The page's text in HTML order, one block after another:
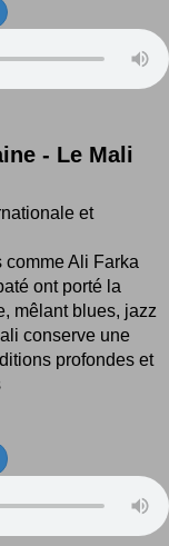
- Le Mali
et
Ali Farka
ont porté la
mêlant blues, jazz
conserve une
profondes et